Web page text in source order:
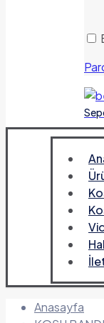
Anasayfa